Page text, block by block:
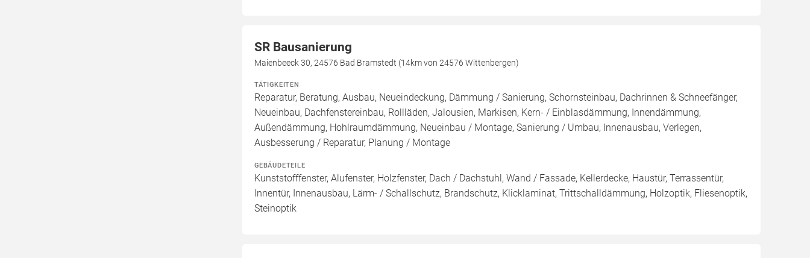
SR Bausanierung
Maienbeeck 30, 24576 Bad Bramstedt (14km von 24576 Wittenbergen)
TÄTIGKEITEN
Reparatur, Beratung, Ausbau, Neueindeckung, Dämmung / Sanierung, Schornsteinbau, Dachrinnen & Schneefänger,
Neueinbau, Dachfenstereinbau, Rollläden, Jalousien, Markisen, Kern- / Einblasdämmung, Innendämmung,
Außendämmung, Hohlraumdämmung, Neueinbau / Montage, Sanierung / Umbau, Innenausbau, Verlegen,
Ausbesserung / Reparatur, Planung / Montage
GEBÄUDETEILE
Kunststofffenster, Alufenster, Holzfenster, Dach / Dachstuhl, Wand / Fassade, Kellerdecke, Haustür, Terrassentür,
Innentür, Innenausbau, Lärm- / Schallschutz, Brandschutz, Klicklaminat, Trittschalldämmung, Holzoptik, Fliesenoptik,
Steinoptik